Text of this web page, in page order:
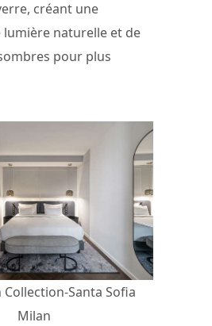
créant une
lumière naturelle et de
pour plus
Santa Sofia
Milan